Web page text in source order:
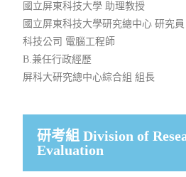
國立屏東科技大學 助理教授
國立屏東科技大學研究總中心 研究員
科技公司 電腦工程師
B.兼任行政經歷
屏科大研究總中心綜合組 組長
研考組 Division of
Evaluation